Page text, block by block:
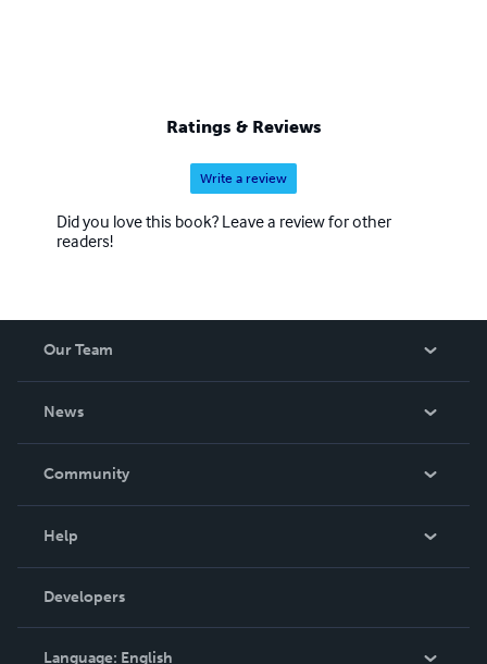
Ratings & Reviews
Write a review
Did you love this book? Leave a review for other
readers!
Our Team
News
In The News
Community
Podcast
Help
Order Lookup
Knowledge Base
Developers
Language: English